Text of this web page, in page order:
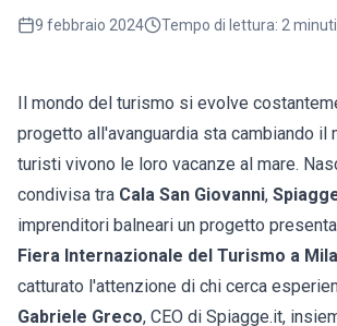
9 febbraio 2024 Tempo di lettura: 2 minuti
Il mondo del turismo si evolve
progetto all'avanguardia sta cambiando il
turisti vivono le loro vacanze al mare.
condivisa tra Cala San Giovanni,
imprenditori balneari un progetto
Fiera Internazionale del Turismo a
catturato l'attenzione di chi cerca
Gabriele Greco, CEO di Spiagge.it,